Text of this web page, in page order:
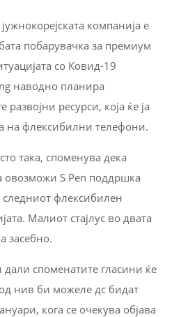
компанија е
побарувачка за премиум
со Ковид-19
наводно планира
развојни ресурси, која ќе ја
на флексибилни телефони.
така, споменува дека
овозможи S Pen поддршка
следниот флексибилен
Малиот стајлус во двата
засебно.
дали споменатите гласини ќе
нив би можеле дс бидат
кога се очекува објава